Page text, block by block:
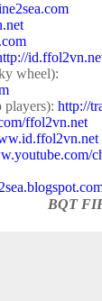
wheel):
players): http://
ffol2vn.net
BQT